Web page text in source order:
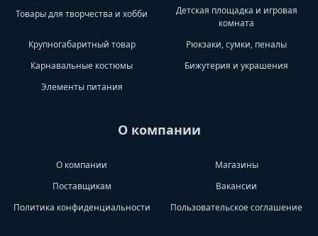
Товары для творчества и хобби
Детская площадка и игровая
комната
Крупногабаритный товар
Рюкзаки, сумки, пеналы
Карнавальные костюмы
Бижутерия и украшения
Элементы питания
О компании
О компании
Магазины
Поставщикам
Вакансии
Политика конфиденциальности
Пользовательское соглашение